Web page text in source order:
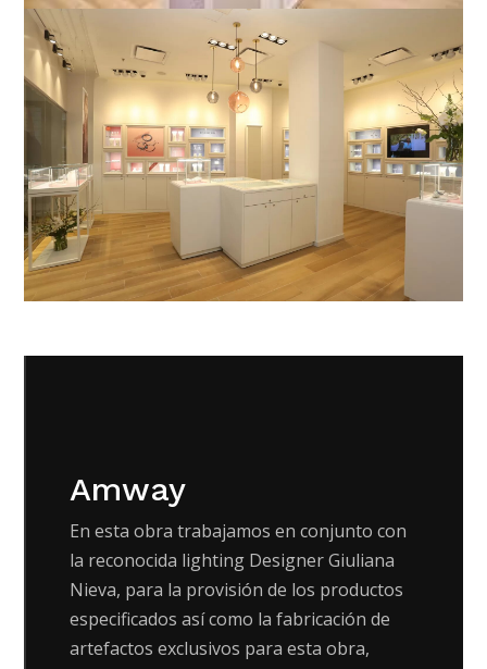
Amway
En esta obra trabajamos en conjunto con
la reconocida lighting Designer Giuliana
Nieva, para la provisión de los productos
especificados así como la fabricación de
artefactos exclusivos para esta obra,